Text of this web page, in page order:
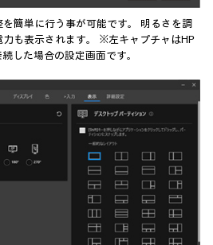
簡単に行う事が可能です。 明るさを調
も表示されます。 ※左キャプチャはHP
した場合の設定画面です。